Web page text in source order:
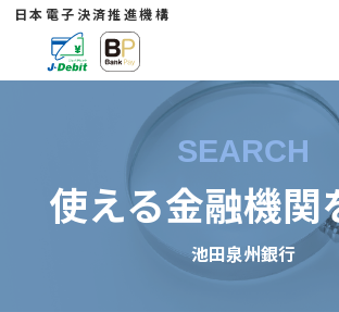
日本電子決済推進機構
SEARCH
使える金融機関
池田泉州銀行